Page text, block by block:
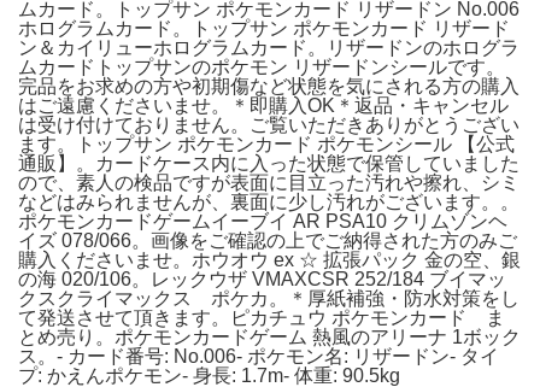
ムカード。トップサン ポケモンカード リザードン No.006
ホログラムカード。トップサン ポケモンカード リザード
ン＆カイリューホログラムカード。リザードンのホログラ
ムカードトップサンのポケモン リザードンシールです。
完品をお求めの方や初期傷など状態を気にされる方の購入
はご遠慮くださいませ。＊即購入OK＊返品・キャンセル
は受け付けておりません。ご覧いただきありがとうござい
ます。トップサン ポケモンカード ポケモンシール 【公式
通販】。カードケース内に入った状態で保管していました
ので、素人の検品ですが表面に目立った汚れや擦れ、シミ
などはみられませんが、裏面に少し汚れがございます。。
ポケモンカードゲームイーブイ AR PSA10 クリムゾンヘ
イズ 078/066。画像をご確認の上でご納得された方のみご
購入くださいませ。ホウオウ ex ☆ 拡張パック 金の空、銀
の海 020/106。レックウザ VMAXCSR 252/184 ブイマッ
クスクライマックス ポケカ。＊厚紙補強・防水対策をし
て発送させて頂きます。ピカチュウ ポケモンカード ま
とめ売り。ポケモンカードゲーム 熱風のアリーナ 1ボック
ス。- カード番号: No.006- ポケモン名: リザードン- タイ
プ: かえんポケモン- 身長: 1.7m- 体重: 90.5kg